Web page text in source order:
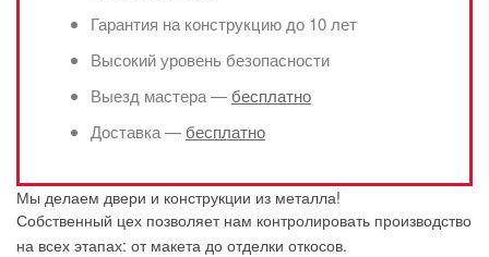
Гарантия на конструкцию до 10 лет
Высокий уровень безопасности
Выезд мастера — бесплатно
Доставка — бесплатно
Мы делаем двери и конструкции из металла!
Собственный цех позволяет нам контролировать производство
на всех этапах: от макета до отделки откосов.